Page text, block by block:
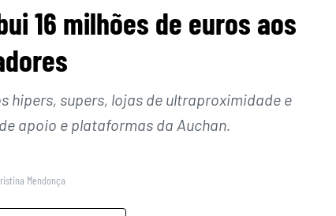
16 milhões de euros aos
hipers, supers, lojas de ultraproximidade e
apoio e plataformas da Auchan.
Mendonça